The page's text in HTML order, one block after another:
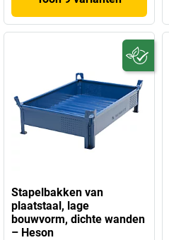
Stapelbakken van
plaatstaal, lage
bouwvorm, dichte wanden
– Heson